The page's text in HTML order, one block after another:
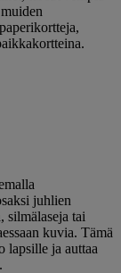
juhlien
silmälaseja tai
kuvia. Tämä
lapsille ja auttaa